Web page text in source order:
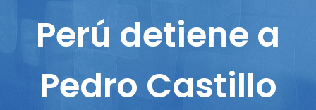
Columnistas
Perú detiene a
Pedro Castillo